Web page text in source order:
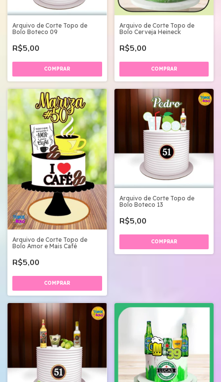
Arquivo de Corte Topo de
Bolo Boteco 09
R$5,00
Arquivo de Corte Topo de
Bolo Cerveja Heineck
R$5,00
Arquivo de Corte Topo de
Bolo Amor e Mais Café
R$5,00
Arquivo de Corte Topo de
Bolo Boteco 13
R$5,00